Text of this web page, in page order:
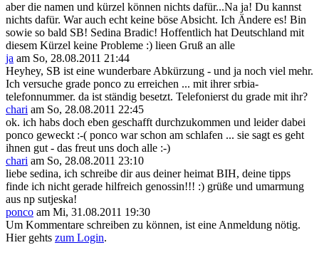
aber die namen und kürzel können nichts dafür...Na ja! Du kannst
nichts dafür. War auch echt keine böse Absicht. Ich Ändere es! Bin
sowie so bald SB! Sedina Bradic! Hoffentlich hat Deutschland mit
diesem Kürzel keine Probleme :) lieen Gruß an alle
ja am So, 28.08.2011 21:44
Heyhey, SB ist eine wunderbare Abkürzung - und ja noch viel mehr.
Ich versuche grade ponco zu erreichen ... mit ihrer srbia-
telefonnummer. da ist ständig besetzt. Telefonierst du grade mit ihr?
chari am So, 28.08.2011 22:45
ok. ich habs doch eben geschafft durchzukommen und leider dabei
ponco geweckt :-( ponco war schon am schlafen ... sie sagt es geht
ihnen gut - das freut uns doch alle :-)
chari am So, 28.08.2011 23:10
liebe sedina, ich schreibe dir aus deiner heimat BIH, deine tipps
finde ich nicht gerade hilfreich genossin!!! :) grüße und umarmung
aus np sutjeska!
ponco am Mi, 31.08.2011 19:30
Um Kommentare schreiben zu können, ist eine Anmeldung nötig.
Hier gehts zum Login.